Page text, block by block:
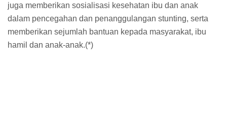
juga memberikan sosialisasi kesehatan ibu dan anak
dalam pencegahan dan penanggulangan stunting, serta
memberikan sejumlah bantuan kepada masyarakat, ibu
hamil dan anak-anak.(*)